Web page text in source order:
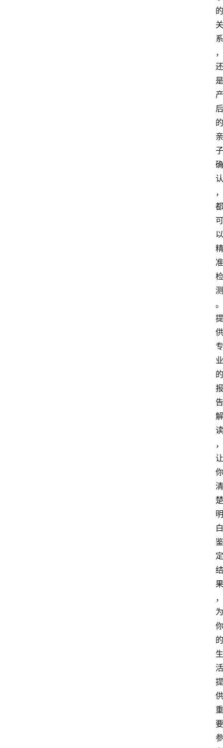
的
关
系
，
还
是
产
后
的
亲
子
确
认
，
都
可
以
精
准
检
测
。
提
供
专
业
的
报
告
解
读
，
让
你
清
楚
明
白
鉴
定
结
果
，
为
你
的
生
活
提
供
重
要
参